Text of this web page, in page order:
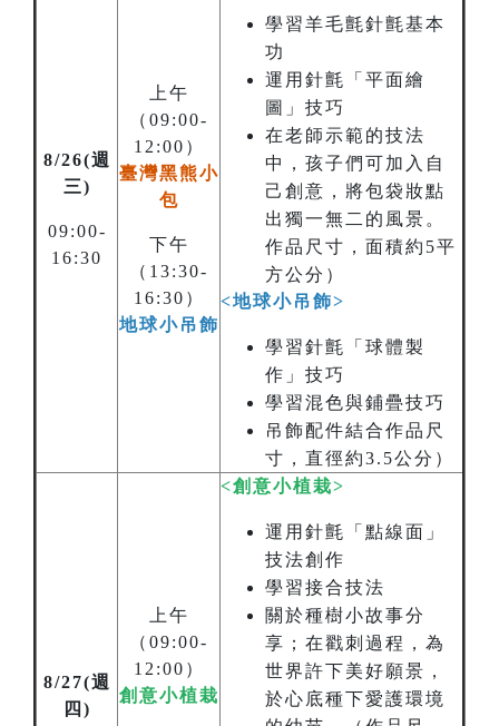
8/26(週
三)
09:00-
16:30
上午
（09:00-
12:00）
臺灣黑熊小
包
下午
（13:30-
16:30）
地球小吊飾
學習羊毛氈針氈基本
功
運用針氈「平面繪
圖」技巧
在老師示範的技法
中，孩子們可加入自
己創意，將包袋妝點
出獨一無二的風景。
作品尺寸，面積約5平
方公分）
<地球小吊飾>
學習針氈「球體製
作」技巧
學習混色與鋪疊技巧
吊飾配件結合作品尺
寸，直徑約3.5公分）
8/27(週
四)
上午
（09:00-
12:00）
創意小植栽
<創意小植栽>
運用針氈「點線面」
技法創作
學習接合技法
關於種樹小故事分
享；在戳刺過程，為
世界許下美好願景，
於心底種下愛護環境